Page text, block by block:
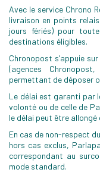
Avec le service Chrono
livraison en points
jours fériés) pour
destinations éligibles.
Chronopost s’appuie
(agences
permettant de déposer
Le délai est garanti par
volonté ou de celle de
le délai peut être allongé
En cas de non-respect
hors cas exclus,
correspondant au
mode standard.